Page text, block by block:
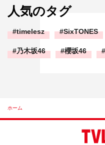
人気のタグ
timelesz SixTONES
乃木坂46 櫻坂46
ホーム